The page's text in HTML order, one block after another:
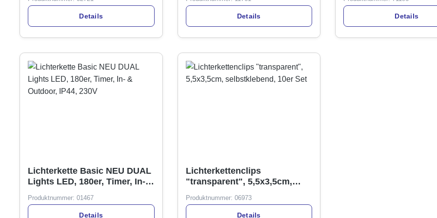
Details Details Details
Lichterkette Basic NEU DUAL
Lights LED, 180er, Timer, In- &
Produktnummer: 01467
Details
Lichterkettenclips
"transparent", 5,5x3,5cm,
Produktnummer: 06973
Details